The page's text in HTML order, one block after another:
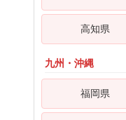
高知県
九州・沖縄
福岡県